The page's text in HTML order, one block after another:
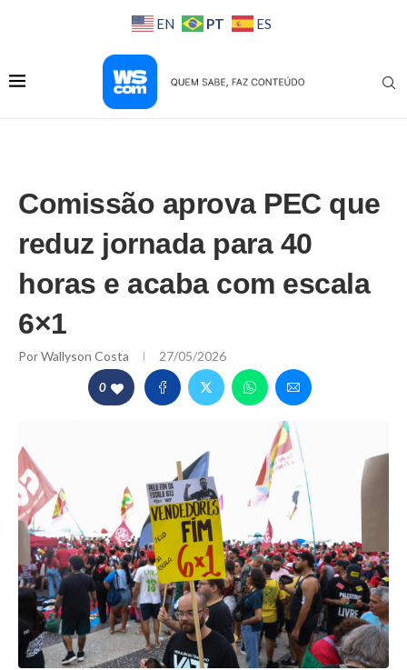
EN PT ES
Comissão aprova PEC que
reduz jornada para 40
horas e acaba com escala
6×1
PorWallyson Costa 27/05/2026
0